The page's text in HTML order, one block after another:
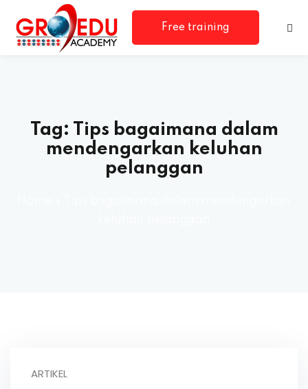
Free training
Tag: Tips bagaimana dalam
mendengarkan keluhan
pelanggan
ARTIKEL